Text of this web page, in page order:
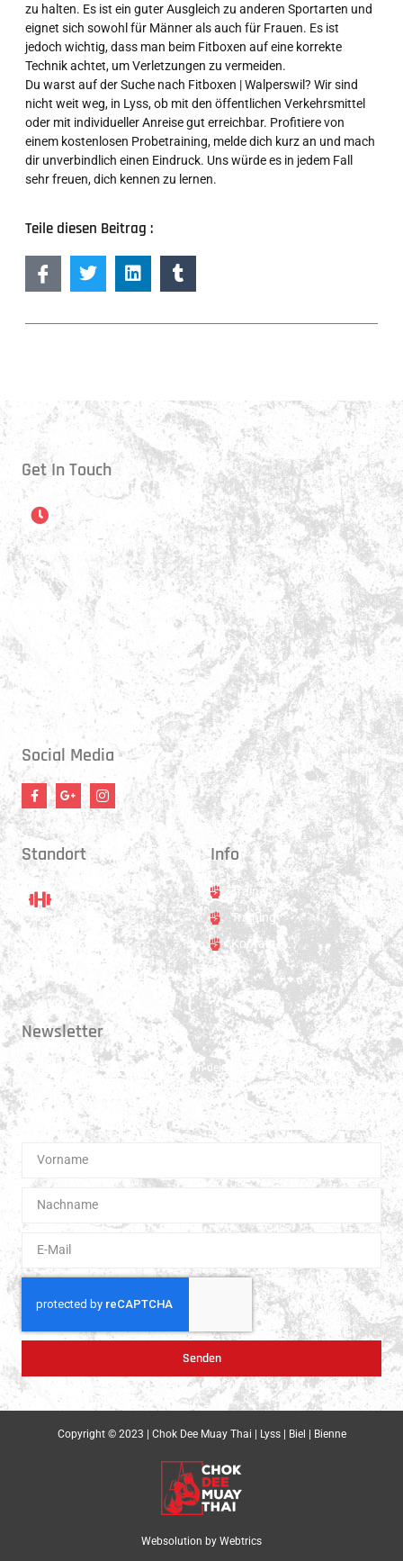
zu halten. Es ist ein guter Ausgleich zu anderen Sportarten und
eignet sich sowohl für Männer als auch für Frauen. Es ist
jedoch wichtig, dass man beim Fitboxen auf eine korrekte
Technik achtet, um Verletzungen zu vermeiden.
Du warst auf der Suche nach Fitboxen | Walperswil? Wir sind
nicht weit weg, in Lyss, ob mit den öffentlichen Verkehrsmittel
oder mit individueller Anreise gut erreichbar. Profitiere von
einem kostenlosen Probetraining, melde dich kurz an und mach
dir unverbindlich einen Eindruck. Uns würde es in jedem Fall
sehr freuen, dich kennen zu lernen.
Teile diesen Beitrag :
Get In Touch
Öffnungszeiten
Montag:
17:15 - 21:00 Uhr
Mittwoch:
17:30 - 21:00 Uhr
Donnerstag:
17:15 - 18:45 Uhr
17:30 - 21:00 Uhr
Social Media
Standort
Standort
Hauptstrasse 31
3250 Lyss
Info
Trainer
Training
Kontakt
Newsletter
Erhalte 1x pro Quartal unsere News in dein Postfach. Darüber hinaus
teilen wir gerne Spannendes und Lehrreiches aus der Welt des Muay Thai
Boxen.
Senden
Copyright © 2023 | Chok Dee Muay Thai | Lyss | Biel | Bienne
Websolution by Webtrics